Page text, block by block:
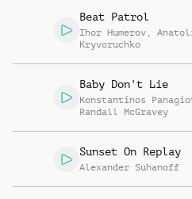
Beat Patrol
Ihor Humerov ,
Kryvoruchko
Baby Don't Lie
Konstantinos
Randall McGravey
Sunset On Replay
Alexander Suhanoff